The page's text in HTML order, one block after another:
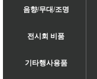
음향/무대/조명
전시회 비품
기타행사용품